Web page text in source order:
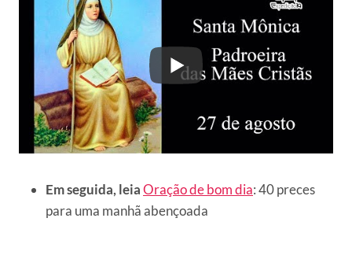
Em seguida, leiaOração de bom dia: 40 preces
para uma manhã abençoada